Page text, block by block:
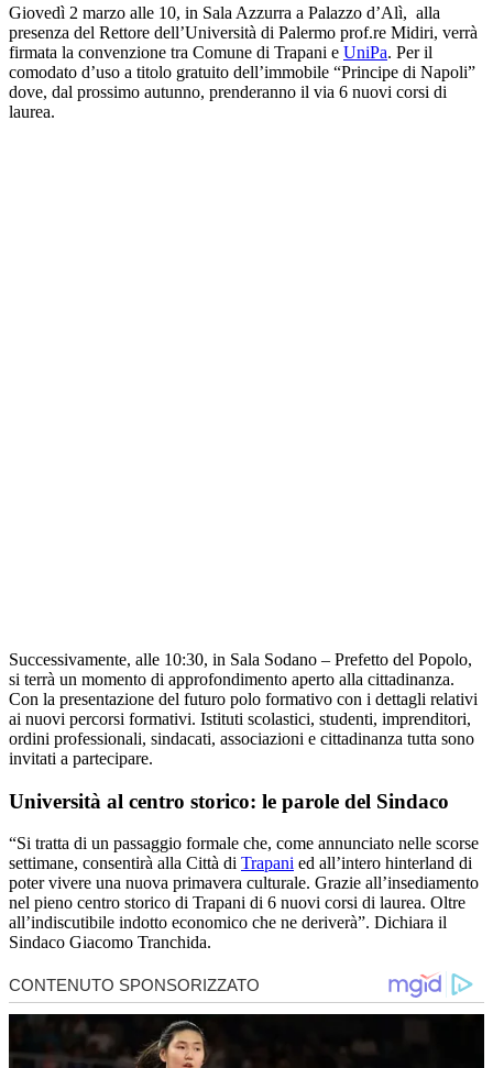
Giovedì 2 marzo alle 10, in Sala Azzurra a Palazzo d’Alì, alla
presenza del Rettore dell’Università di Palermo prof.re Midiri, verrà
firmata la convenzione tra Comune di Trapani e UniPa. Per il
comodato d’uso a titolo gratuito dell’immobile “Principe di Napoli”
dove, dal prossimo autunno, prenderanno il via 6 nuovi corsi di
laurea.
Successivamente, alle 10:30, in Sala Sodano – Prefetto del Popolo,
si terrà un momento di approfondimento aperto alla cittadinanza.
Con la presentazione del futuro polo formativo con i dettagli relativi
ai nuovi percorsi formativi. Istituti scolastici, studenti, imprenditori,
ordini professionali, sindacati, associazioni e cittadinanza tutta sono
invitati a partecipare.
Università al centro storico: le parole del Sindaco
“Si tratta di un passaggio formale che, come annunciato nelle scorse
settimane, consentirà alla Città di Trapani ed all’intero hinterland di
poter vivere una nuova primavera culturale. Grazie all’insediamento
nel pieno centro storico di Trapani di 6 nuovi corsi di laurea. Oltre
all’indiscutibile indotto economico che ne deriverà”. Dichiara il
Sindaco Giacomo Tranchida.